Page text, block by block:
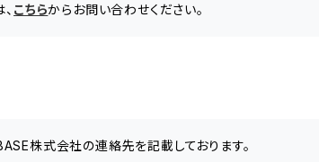
こちらからお問い合わせください。
株式会社の連絡先を記載しております。